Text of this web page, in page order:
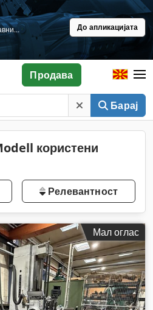
Бесплатно во продавница До апликацијата
Барај
Продава
користени
Релевантност
Мал оглас